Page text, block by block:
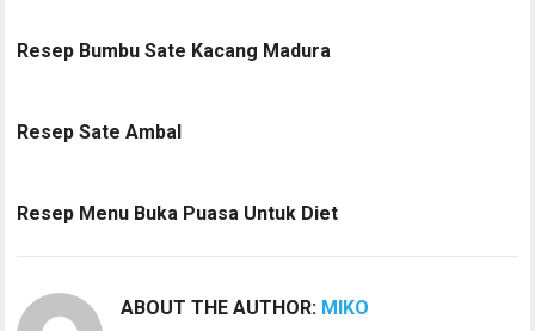
Resep Bumbu Sate Kacang Madura
Resep Sate Ambal
Resep Menu Buka Puasa Untuk Diet
ABOUT THE AUTHOR: MIKO